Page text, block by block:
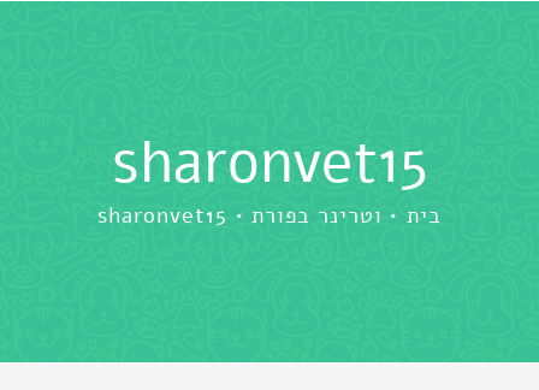
sharonvet15
בית וטרינר בפורת sharonvet15